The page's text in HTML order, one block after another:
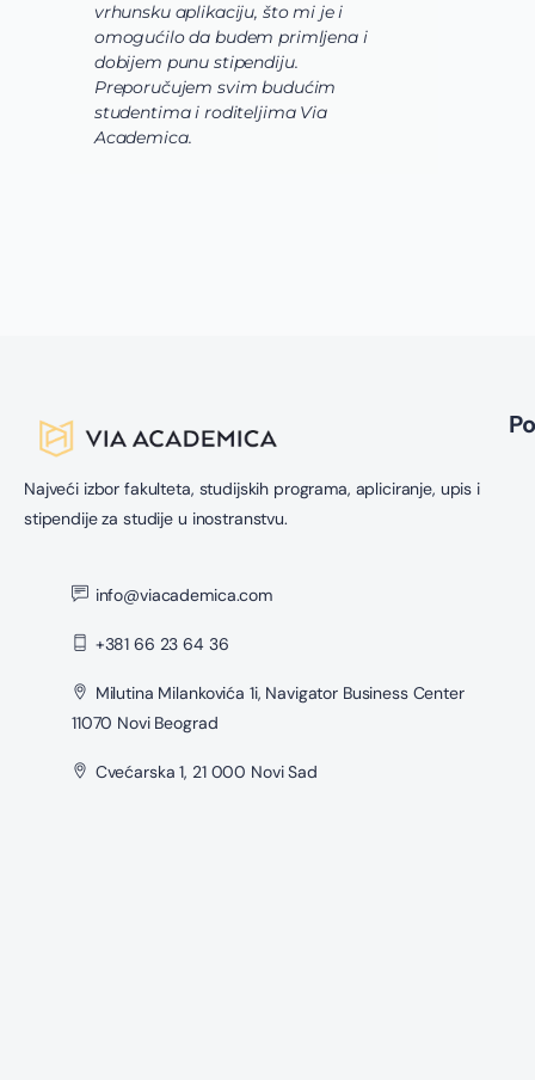
vrhunsku aplikaciju, što mi je i
omogućilo da budem primljena i
dobijem punu stipendiju.
Preporučujem svim budućim
studentima i roditeljima Via
Academica.
Najveći izbor fakulteta, studijskih programa, apliciranje, upis i
stipendije za studije u inostranstvu.
info@viacademica.com
+381 66 23 64 36
Milutina Milankovića 1i, Navigator Business Center
11070 Novi Beograd
Cvećarska 1, 21 000 Novi Sad